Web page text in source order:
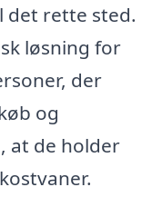
det rette sted.
løsning for
der
og
at de holder